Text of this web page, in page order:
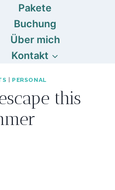
Pakete
Buchung
Über mich
Kontakt
PERSONAL
this